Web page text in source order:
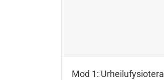
Mod 1: